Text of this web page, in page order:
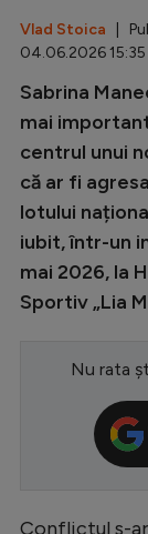
Vlad Stoica |
04.06.2026 15:35
Sabrina
mai
centrul unui
că ar fi
lotului
iubit, într-un
mai 2026, la
Sportiv „Lia
Nu rata
Conflictul s-